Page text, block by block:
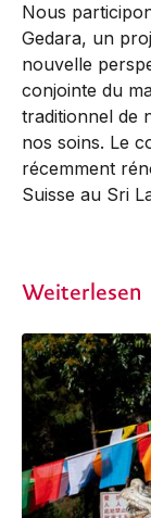
Nous
Gedara, un
nouvelle
conjointe du
traditionnel de
nos soins. Le
récemment
Suisse au Sri
Weiterlesen